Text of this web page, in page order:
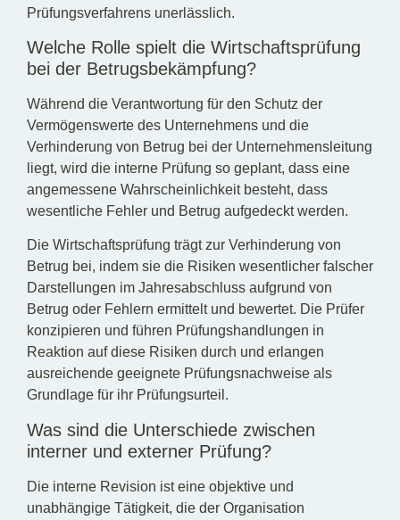
Prüfungsverfahrens unerlässlich.
Welche Rolle spielt die Wirtschaftsprüfung
bei der Betrugsbekämpfung?
Während die Verantwortung für den Schutz der
Vermögenswerte des Unternehmens und die
Verhinderung von Betrug bei der Unternehmensleitung
liegt, wird die interne Prüfung so geplant, dass eine
angemessene Wahrscheinlichkeit besteht, dass
wesentliche Fehler und Betrug aufgedeckt werden.
Die Wirtschaftsprüfung trägt zur Verhinderung von
Betrug bei, indem sie die Risiken wesentlicher falscher
Darstellungen im Jahresabschluss aufgrund von
Betrug oder Fehlern ermittelt und bewertet. Die Prüfer
konzipieren und führen Prüfungshandlungen in
Reaktion auf diese Risiken durch und erlangen
ausreichende geeignete Prüfungsnachweise als
Grundlage für ihr Prüfungsurteil.
Was sind die Unterschiede zwischen
interner und externer Prüfung?
Die interne Revision ist eine objektive und
unabhängige Tätigkeit, die der Organisation